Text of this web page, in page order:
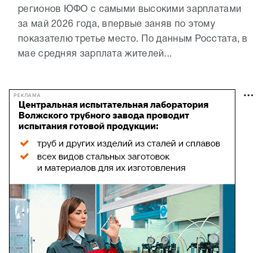
регионов ЮФО с самыми высокими зарплатами
за май 2026 года, впервые заняв по этому
показателю третье место. По данным Росстата, в
мае средняя зарплата жителей...
РЕКЛАМА